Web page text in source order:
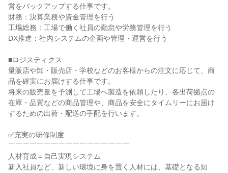
営をバックアップする仕事です。
財務：決算業務や資金管理を行う
工場総務：工場で働く社員の勤怠や労務管理を行う
DX推進：社内システムの企画や管理・運営を行う
■ロジスティクス
量販店や卸・販売店・学校などのお客様からの注文に応じて、商
品を確実にお届けする仕事です。
将来の販売量を予測して工場へ製造を依頼したり、各出荷拠点の
在庫・品質などの商品管理や、商品を安全にタイムリーにお届け
するための出荷・配送の手配を行います。
✅充実の研修制度
￣￣￣￣￣￣￣￣￣￣￣￣￣￣￣￣￣
人材育成＝自己実現システム
新入社員など、新しい環境に身を置く人材には、基礎となる知